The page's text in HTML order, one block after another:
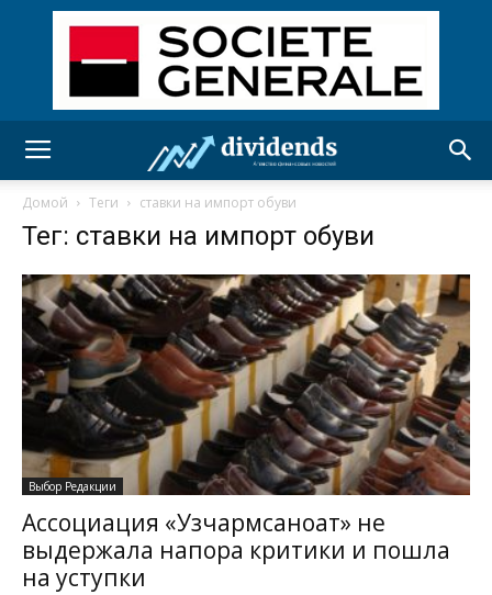
Домой Теги ставки на импорт обуви
Тег: ставки на импорт обуви
Выбор Редакции
Ассоциация «Узчармсаноат» не
выдержала напора критики и пошла
на уступки